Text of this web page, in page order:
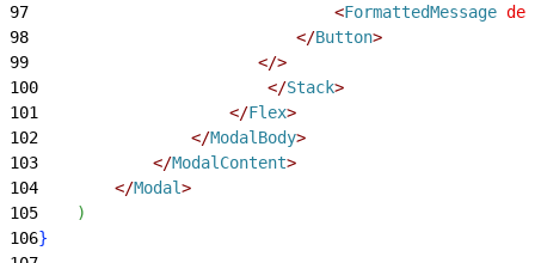
97
<FormattedMessage
98
</Button>
99
</>
100
</Stack>
101
</Flex>
102
</ModalBody>
103
</ModalContent>
104
</Modal>
105
)
106}